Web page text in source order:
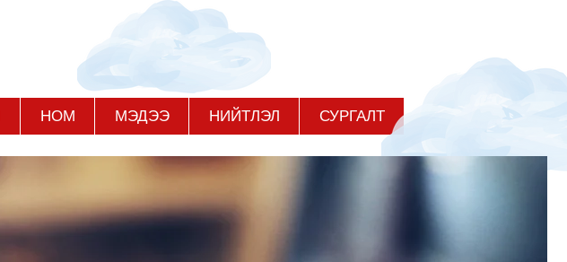
НОМ МЭДЭЭ НИЙТЛЭЛ СУРГАЛТ